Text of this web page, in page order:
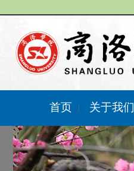
首页 | 关于我们